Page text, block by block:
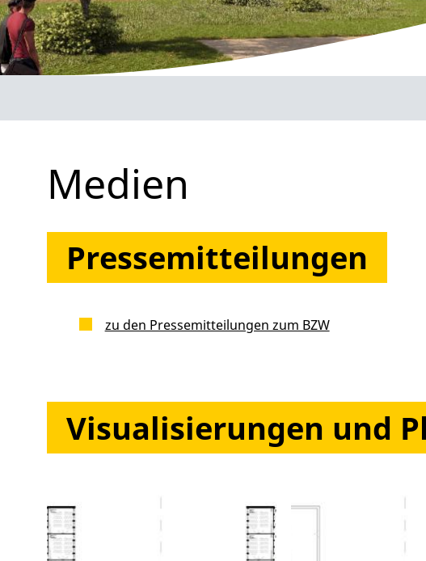
Medien
Pressemitteilungen
zu den Pressemitteilungen zum BZW
Visualisierungen und